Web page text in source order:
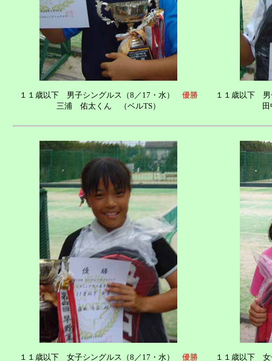
１１歳以下 男子シングルス（8／17・水） 優勝
三浦 佑太くん （ベルTS）
１１歳以下
１１歳以下 女子シングルス（8／17・水） 優勝
１１歳以下